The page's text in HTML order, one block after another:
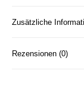
Zusätzliche
Rezensionen (0)